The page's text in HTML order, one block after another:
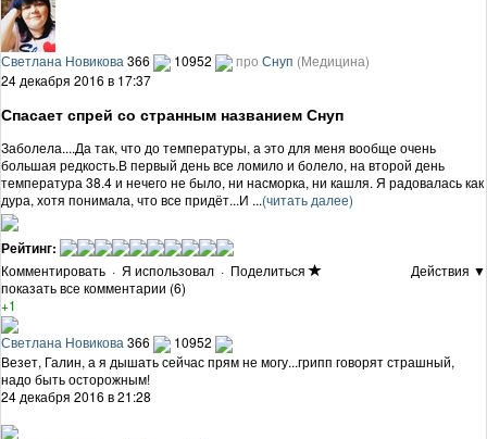
Светлана Новикова 366 10952 про Снуп (Медицина)
24 декабря 2016 в 17:37
Спасает спрей со странным названием Снуп
Заболела....Да так, что до температуры, а это для меня вообще очень
большая редкость.В первый день все ломило и болело, на второй день
температура 38.4 и нечего не было, ни насморка, ни кашля. Я радовалась как
дура, хотя понимала, что все придёт...И ...(читать далее)
Рейтинг:
Комментировать · Я использовал · Поделиться
Действия ▼
показать все комментарии (6)
+1
Светлана Новикова 366
10952
Везет, Галин, а я дышать сейчас прям не могу...грипп говорят страшный,
надо быть осторожным!
24 декабря 2016 в 21:28